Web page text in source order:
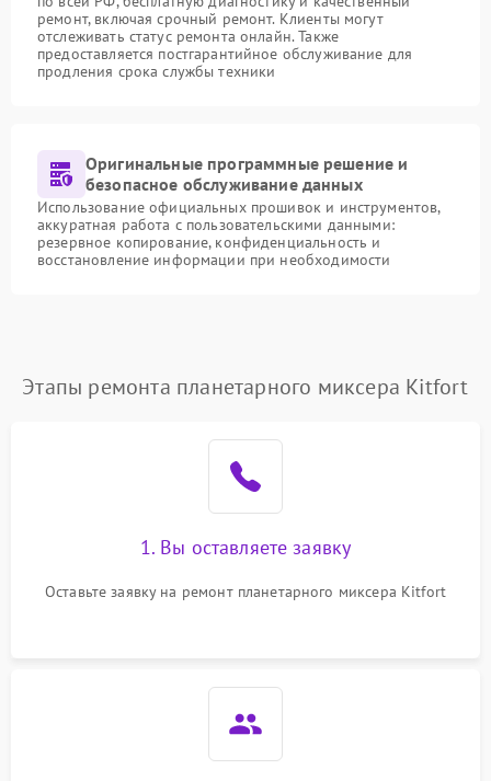
ремонт, включая срочный ремонт. Клиенты могут
отслеживать статус ремонта онлайн. Также
предоставляется постгарантийное обслуживание для
продления срока службы техники
Оригинальные программные решение и
безопасное обслуживание данных
Использование официальных прошивок и инструментов,
аккуратная работа с пользовательскими данными:
резервное копирование, конфиденциальность и
восстановление информации при необходимости
Этапы ремонта планетарного миксера Kitfort
1. Вы оставляете заявку
Оставьте заявку на ремонт планетарного миксера Kitfort